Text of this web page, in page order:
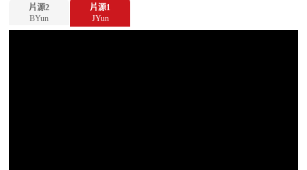
片源2
BYun
片源1
JYun